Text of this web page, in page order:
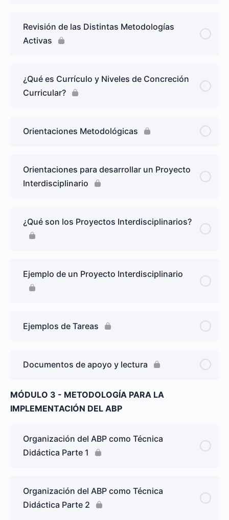
Revisión de las Distintas Metodologías
Activas
¿Qué es Currículo y Niveles de Concreción
Curricular?
Orientaciones Metodológicas
Orientaciones para desarrollar un Proyecto
Interdisciplinario
¿Qué son los Proyectos Interdisciplinarios?
Ejemplo de un Proyecto Interdisciplinario
Ejemplos de Tareas
Documentos de apoyo y lectura
MÓDULO 3 - METODOLOGÍA PARA LA
IMPLEMENTACIÓN DEL ABP
Organización del ABP como Técnica
Didáctica Parte 1
Organización del ABP como Técnica
Didáctica Parte 2